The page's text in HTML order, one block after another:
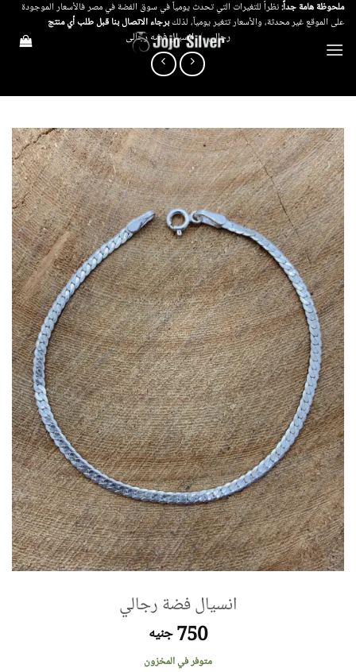
تخطي
للمحتوى
ملحوظة هامة جداً:نظراً للتغيرات التي تحدث يومياً في سوق الفضة في مصر فالأسعار الموجودة
على الموقع غير محدثة، والأسعار تتغير يومياً، لذلكبرجاء الاتصال بنا قبل طلب أي منتج
رجالي / انسيال فضه رجالى
انسيال فضة رجالي
750 جنيه
متوفر في المخزون